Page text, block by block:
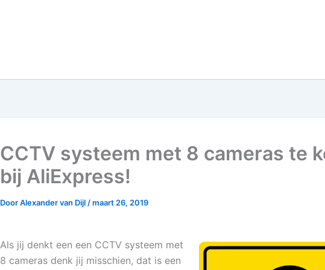
CCTV systeem met 8 cameras te
bij AliExpress!
DoorAlexander van Dijl /maart 26, 2019
Als jij denkt een een CCTV systeem met
8 cameras denk jij misschien, dat is een